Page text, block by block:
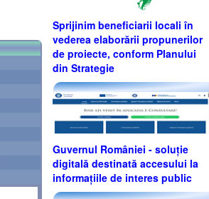
Sprijinim beneficiarii locali în
vederea elaborării propunerilor
de proiecte, conform Planului
din Strategie
Guvernul României - soluție
digitală destinată accesului la
informațiile de interes public